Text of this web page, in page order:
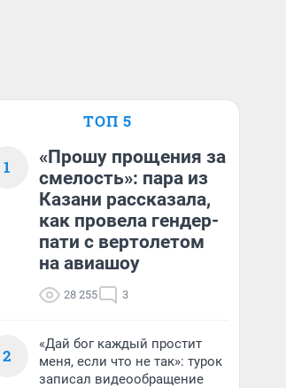
ТОП 5
1
«Прошу прощения за
смелость»: пара из
Казани рассказала,
как провела гендер-
пати с вертолетом
на авиашоу
28 255 3
2
«Дай бог каждый простит
меня, если что не так»: турок
записал видеообращение